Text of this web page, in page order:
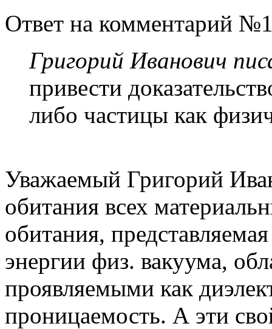
Ответ на комментарий
Григорий Иванович
привести
либо частицы как
Уважаемый Григорий
обитания всех
обитания,
энергии физ. вакуума,
проявляемыми как
проницаемость. А эти